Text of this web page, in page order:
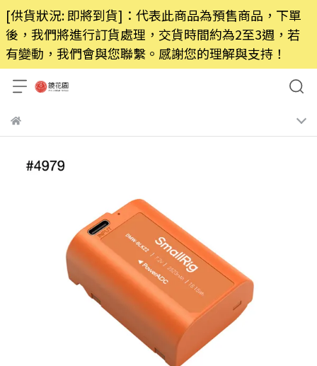
[供貨狀況: 即將到貨]：代表此商品為預售商品，下單
後，我們將進行訂貨處理，交貨時間約為2至3週，若
有變動，我們會與您聯繫。感謝您的理解與支持！